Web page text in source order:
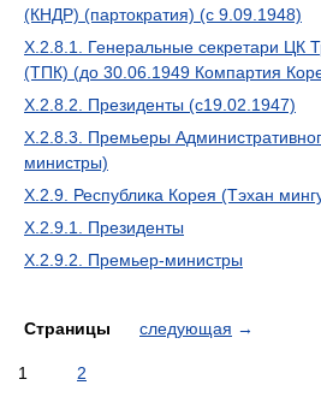
(КНДР) (партократия) (с 9.09.1948)
X.2.8.1. Генеральные секретари ЦК
(ТПК) (до 30.06.1949 Компартия
X.2.8.2. Президенты (с19.02.1947)
X.2.8.3. Премьеры
министры)
X.2.9. Республика Корея (Тэхан
X.2.9.1. Президенты
X.2.9.2. Премьер-министры
Страницы следующая →
1 2